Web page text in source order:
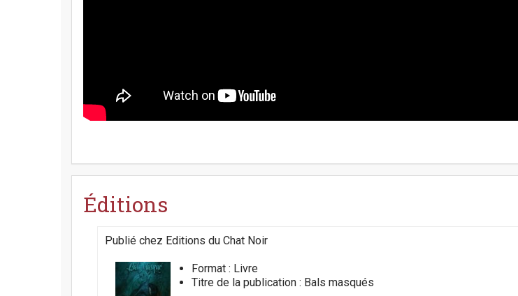
Éditions
Publié chez Editions du Chat Noir
Format : Livre
Titre de la publication : Bals masqués